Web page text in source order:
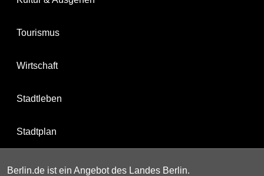
Tourismus
Wirtschaft
Stadtleben
Stadtplan
Berlin.de ist ein Angebot des Landes Berlin.